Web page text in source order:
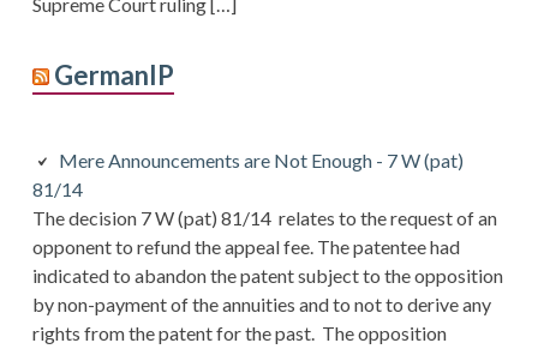
GermanIP
Mere Announcements are Not Enough - 7 W (pat)
81/14
The decision 7 W (pat) 81/14 relates to the request of an
opponent to refund the appeal fee. The patentee had
indicated to abandon the patent subject to the opposition
by non-payment of the annuities and to not to derive any
rights from the patent for the past. The opposition